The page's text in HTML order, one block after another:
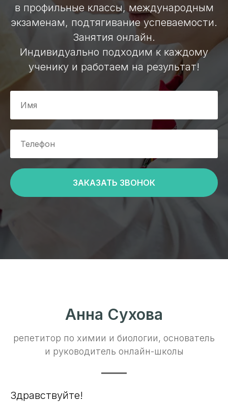
в профильные классы, международным
экзаменам, подтягивание успеваемости.
Занятия онлайн.
Индивидуально подходим к каждому
ученику и работаем на результат!
ЗАКАЗАТЬ ЗВОНОК
Анна Сухова
репетитор по химии и биологии, основатель
и руководитель онлайн-школы
Здравствуйте!